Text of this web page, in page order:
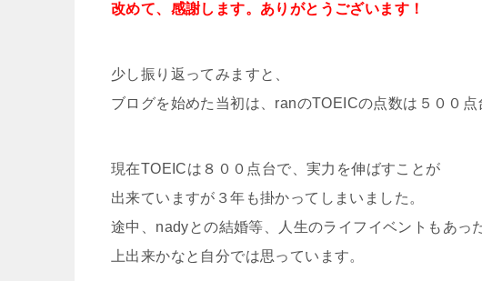
改めて、感謝します。ありがとうございます！
少し振り返ってみますと、
ブログを始めた当初は、ranのTOEICの点数は５００点
現在TOEICは８００点台で、実力を伸ばすことが
出来ていますが３年も掛かってしまいました。
途中、nadyとの結婚等、人生のライフイベントもあっ
上出来かなと自分では思っています。